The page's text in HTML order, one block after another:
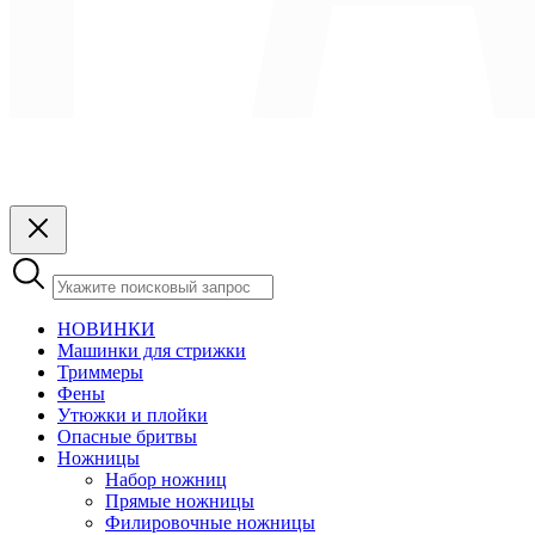
НОВИНКИ
Машинки для стрижки
Триммеры
Фены
Утюжки и плойки
Опасные бритвы
Ножницы
Набор ножниц
Прямые ножницы
Филировочные ножницы